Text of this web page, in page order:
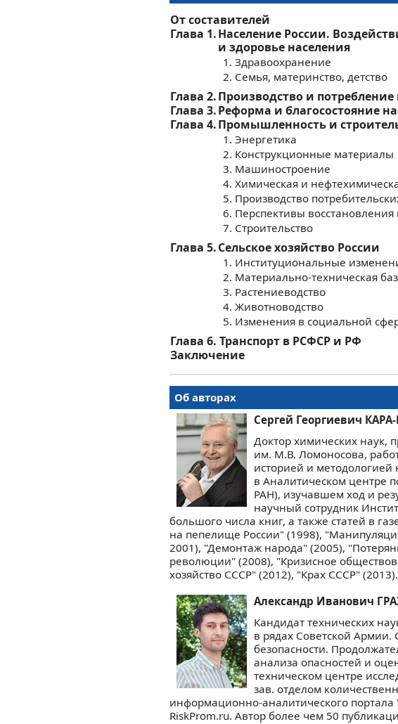
От составителей
Глава 1.Население России.
и здоровье населения
1. Здравоохранение
2. Семья, материнство, детство
Глава 2.Производство и
Глава 3.Реформа и благосостояние
Глава 4.Промышленность и
1. Энергетика
2. Конструкционные материалы
3. Машиностроение
4. Химическая и
5. Производство
6. Перспективы
7. Строительство
Глава 5.Сельское хозяйство России
1. Институциональные
2. Материально-техническая
3. Растениеводство
4. Животноводство
5. Изменения в социальной
Глава 6. Транспорт в РСФСР и РФ
Заключение
Об авторах
Сергей Георгиевич
Доктор химических наук,
им. М.В. Ломоносова,
историей и методологией
в Аналитическом центре
РАН), изучавшем ход и
научный сотрудник
большого числа книг, а также статей в
на пепелище России" (1998),
2001), "Демонтаж народа" (2005),
революции" (2008), "Кризисное
хозяйство СССР" (2012), "Крах СССР" (2013).
Александр Иванович
Кандидат технических
в рядах Советской
безопасности.
анализа опасностей и
техническом центре
зав. отделом
информационно-аналитического
RiskProm.ru. Автор более чем 50